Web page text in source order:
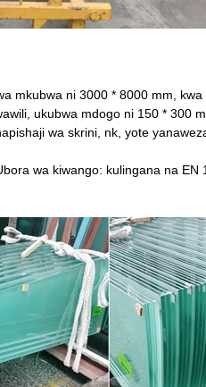
mkubwa ni 3000 * 8000 mm, kwa
ukubwa mdogo ni 150 * 300
wa skrini, nk, yote
wa kiwango: kulingana na EN